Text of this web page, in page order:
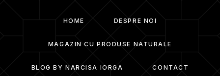
HOME DESPRE NOI
MAGAZIN CU PRODUSE NATURALE
BLOG BY NARCISA IORGA CONTACT